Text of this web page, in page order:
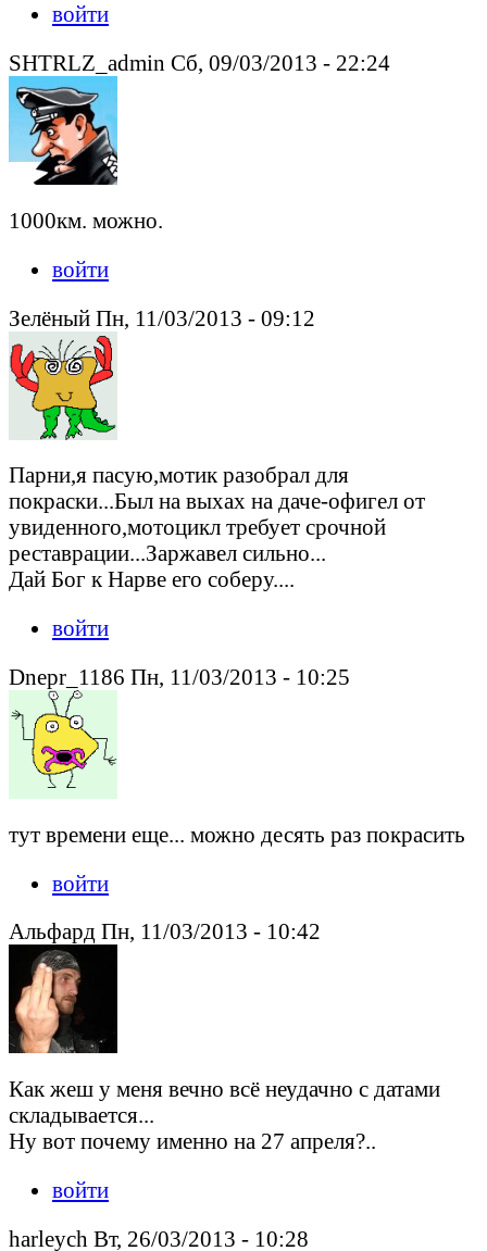
войти
SHTRLZ_admin Сб, 09/03/2013 - 22:24
1000км. можно.
войти
Зелёный Пн, 11/03/2013 - 09:12
Парни,я пасую,мотик разобрал для
покраски...Был на выхах на даче-офигел от
увиденного,мотоцикл требует срочной
реставрации...Заржавел сильно...
Дай Бог к Нарве его соберу....
войти
Dnepr_1186 Пн, 11/03/2013 - 10:25
тут времени еще... можно десять раз покрасить
войти
Альфард Пн, 11/03/2013 - 10:42
Как жеш у меня вечно всё неудачно с датами
складывается...
Ну вот почему именно на 27 апреля?..
войти
harleych Вт, 26/03/2013 - 10:28